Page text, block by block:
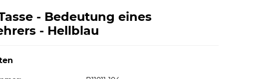
- Bedeutung eines
- Hellblau